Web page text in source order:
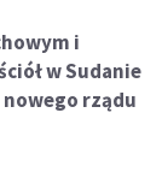
i
w Sudanie
rządu